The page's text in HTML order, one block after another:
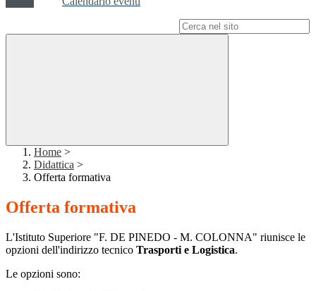
Home >
Didattica >
Offerta formativa
Offerta formativa
L'Istituto Superiore "F. DE PINEDO - M. COLONNA" riunisce le
opzioni dell'indirizzo tecnico Trasporti e Logistica.
Le opzioni sono: